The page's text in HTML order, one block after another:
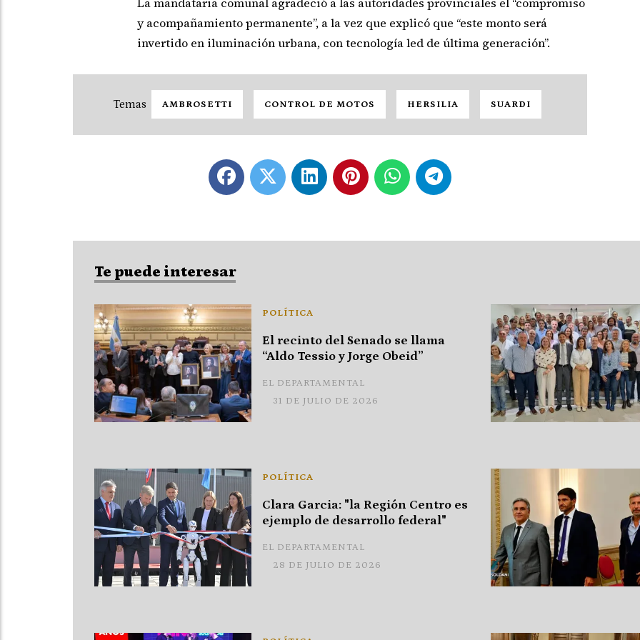
y acompañamiento permanente”, a la vez que explicó que “este monto será
invertido en iluminación urbana, con tecnología led de última generación”.
AMBROSETTI CONTROL DE MOTOS HERSILIA SUARDI
Te puede interesar
El recinto del Senado se llama
“Aldo Tessio y Jorge Obeid”
EL DEPARTAMENTAL
POLÍTICA
31 DE JULIO DE 2026
Clara Garcia: "la Región Centro es
ejemplo de desarrollo federal"
EL DEPARTAMENTAL
POLÍTICA
28 DE JULIO DE 2026